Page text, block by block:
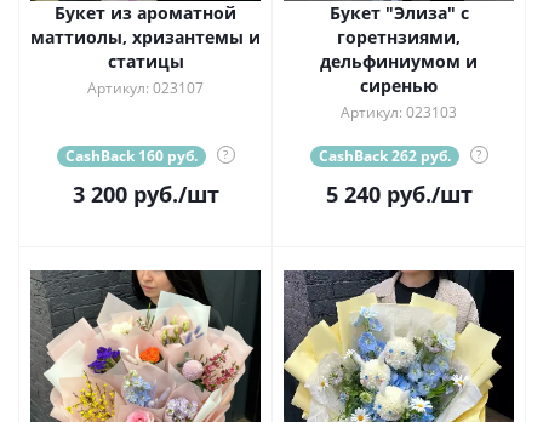
Букет из ароматной
маттиолы, хризантемы и
статицы
Артикул: 023107
CashBack 160 руб. ?
3 200руб./шт
Букет "Элиза" с
горетнзиями,
дельфиниумом и
сиренью
Артикул: 023103
CashBack 262 руб. ?
5 240руб./шт